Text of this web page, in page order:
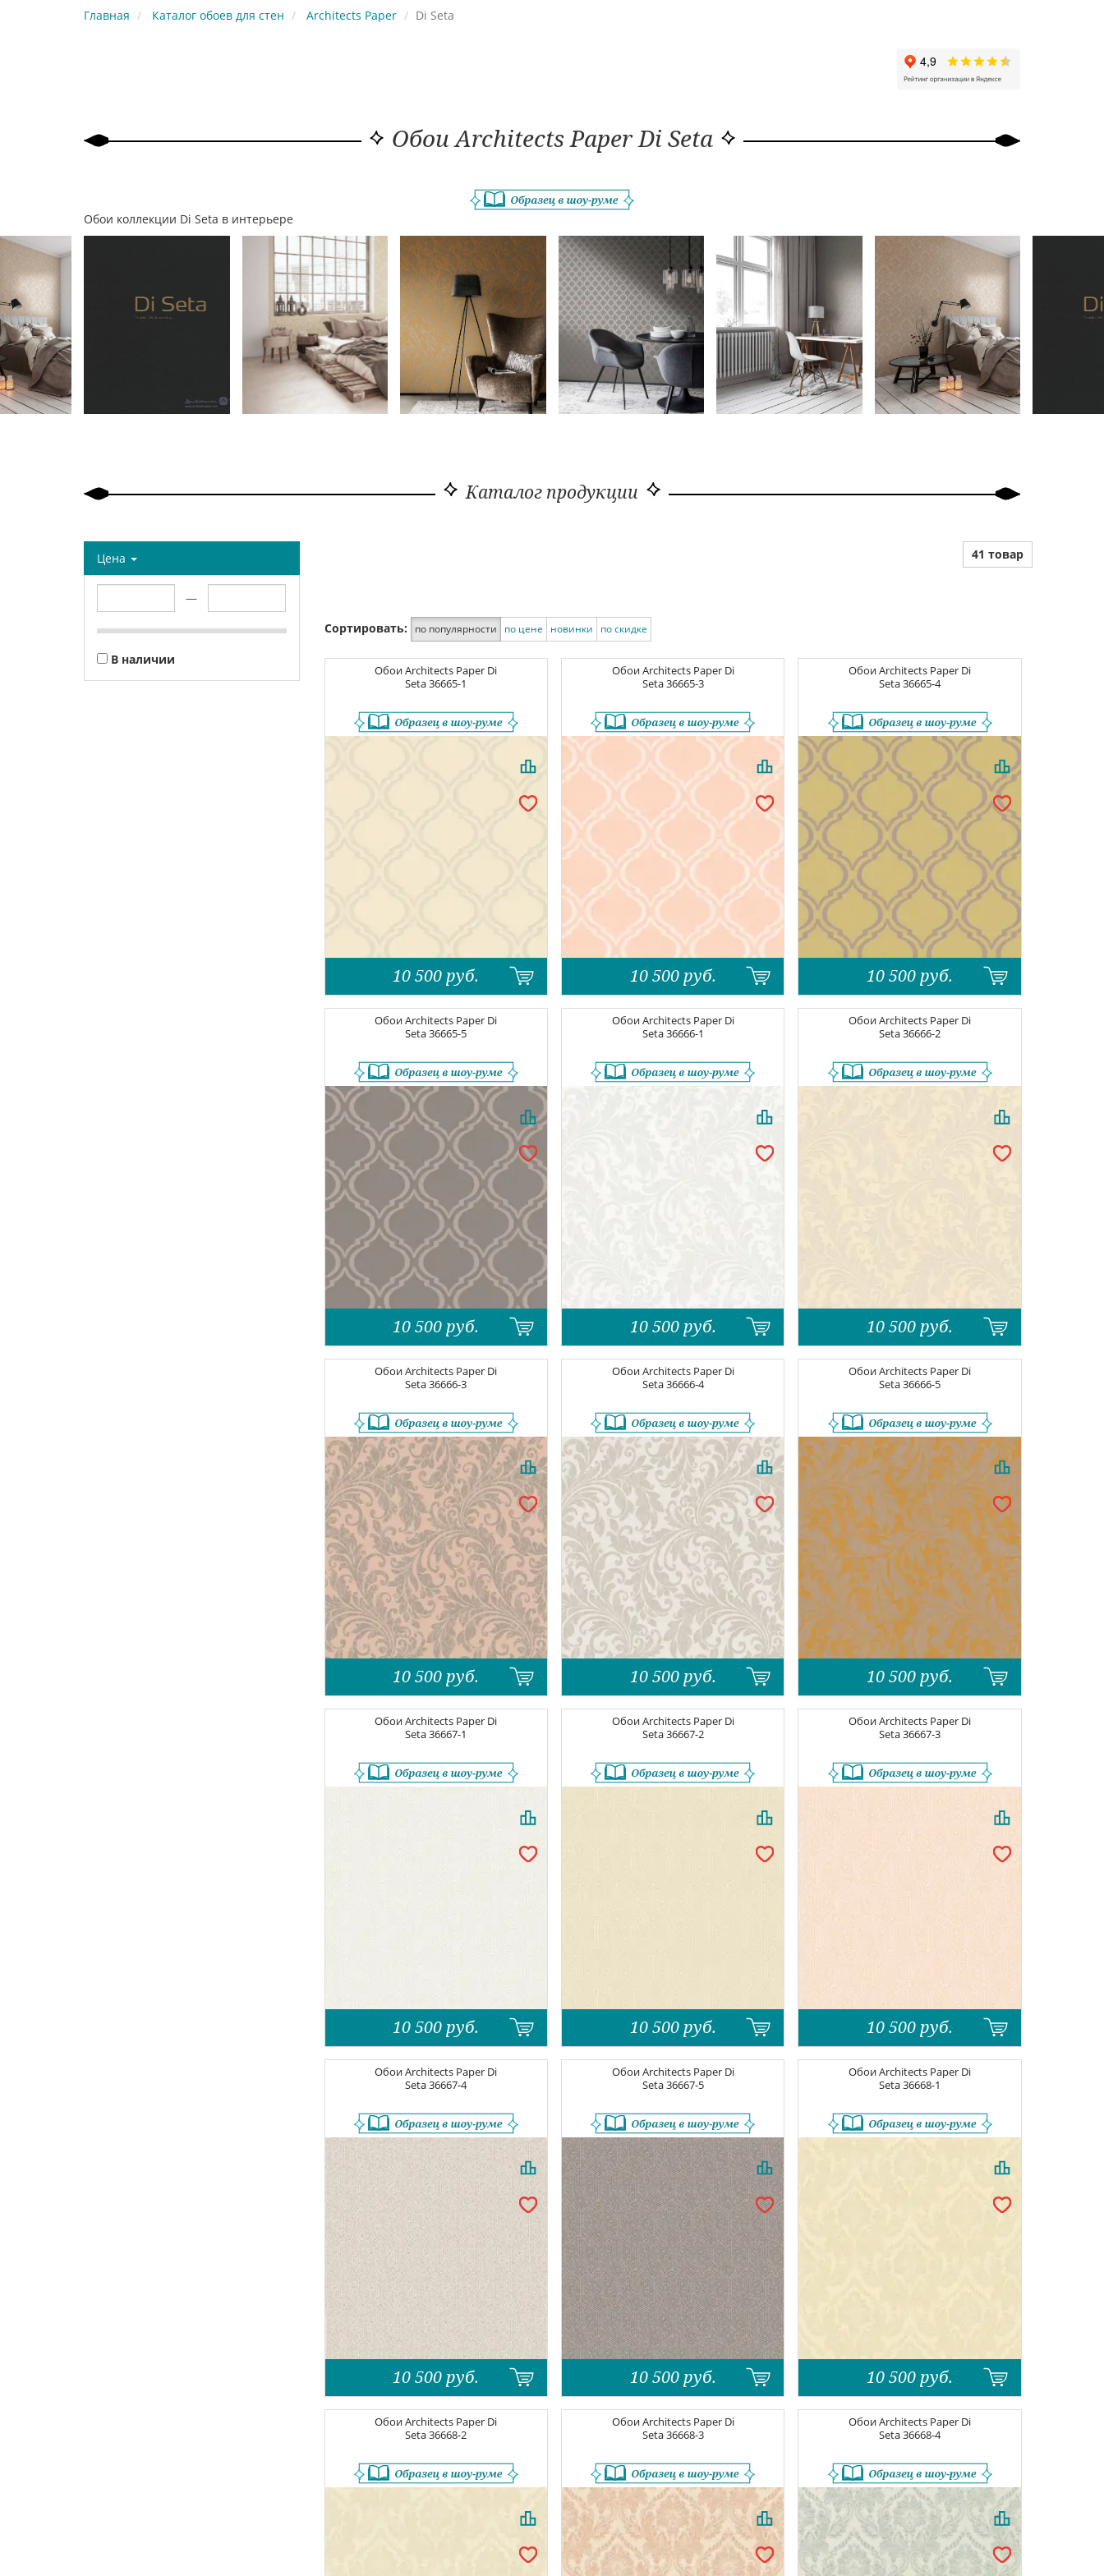
Главная Каталог обоев для стен Architects Paper Di Seta
Обои Architects Paper Di Seta
Обои коллекции Di Seta в интерьере
Каталог продукции
Цена
—
В наличии
41 товар
Сортировать: по популярности по цене новинки по скидке
ОбоиArchitects Paper Di
Seta36665-1
10 500 руб.
ОбоиArchitects Paper Di
Seta36665-3
10 500 руб.
ОбоиArchitects Paper Di
Seta36665-4
10 500 руб.
ОбоиArchitects Paper Di
Seta36665-5
10 500 руб.
ОбоиArchitects Paper Di
Seta36666-1
10 500 руб.
ОбоиArchitects Paper Di
Seta36666-2
10 500 руб.
ОбоиArchitects Paper Di
Seta36666-3
10 500 руб.
ОбоиArchitects Paper Di
Seta36666-4
10 500 руб.
ОбоиArchitects Paper Di
Seta36666-5
10 500 руб.
ОбоиArchitects Paper Di
Seta36667-1
10 500 руб.
ОбоиArchitects Paper Di
Seta36667-2
10 500 руб.
ОбоиArchitects Paper Di
Seta36667-3
10 500 руб.
ОбоиArchitects Paper Di
Seta36667-4
10 500 руб.
ОбоиArchitects Paper Di
Seta36667-5
10 500 руб.
ОбоиArchitects Paper Di
Seta36668-1
10 500 руб.
ОбоиArchitects Paper Di
Seta36668-2
ОбоиArchitects Paper Di
Seta36668-3
ОбоиArchitects Paper Di
Seta36668-4